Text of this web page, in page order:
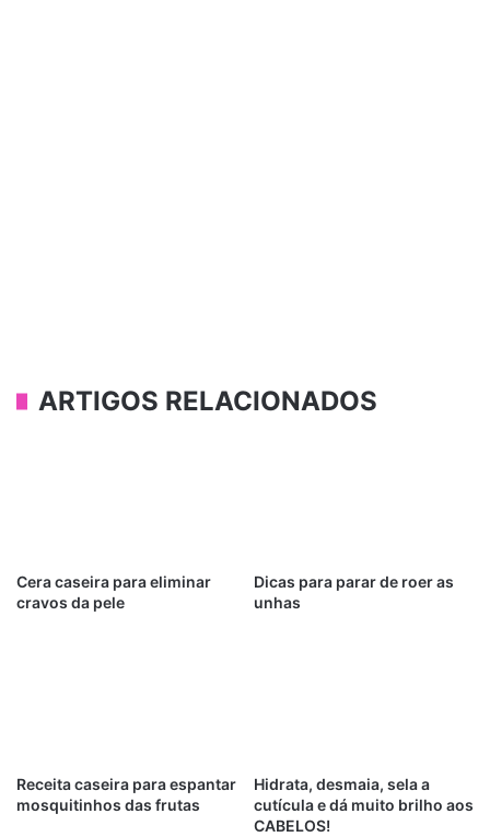
ARTIGOS RELACIONADOS
Cera caseira para eliminar
cravos da pele
Dicas para parar de roer as
unhas
Receita caseira para espantar
mosquitinhos das frutas
Hidrata, desmaia, sela a
cutícula e dá muito brilho aos
CABELOS!